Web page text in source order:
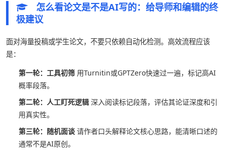
怎么看论文是不是AI写的：给导师和编辑的终
极建议
面对海量投稿或学生论文，不要只依赖自动化检测。高效流程应该
是：
第一轮：工具初筛 用Turnitin或GPTZero快速过一遍，标记高AI
概率段落。
第二轮：人工盯死逻辑 深入阅读标记段落，评估其论证深度和引
用真实性。
第三轮：随机面谈 请作者口头解释论文核心思路，能清晰口述的
通常不是AI原创。